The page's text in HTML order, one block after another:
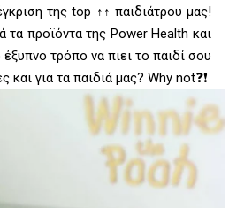
της top ↑↑ παιδιάτρου μας!
τα προϊόντα της Power Health και
τρόπο να πιει το παιδί σου
και για τα παιδιά μας? Why not❓❗